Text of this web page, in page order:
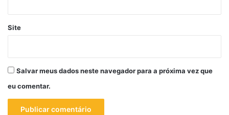
Site
Salvar meus dados neste navegador para a próxima vez que
eu comentar.